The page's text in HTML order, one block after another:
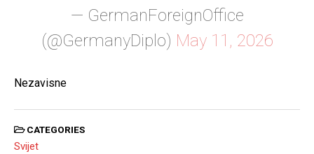
— GermanForeignOffice
(@GermanyDiplo) May 11, 2026
Nezavisne
CATEGORIES
Svijet